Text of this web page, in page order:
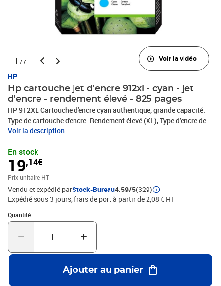
Voir la vidéo
1 /7
HP
Hp cartouche jet d'encre 912xl - cyan - jet
d'encre - rendement élevé - 825 pages
HP 912XL Cartouche d'encre cyan authentique, grande capacité.
Type de cartouche d'encre: Rendement élevé (XL), Type d’encre de
couleur: Encre à pigments, Rendement par page d'encre de couleur:
Voir la description
En stock
19,14€
Prix unitaire HT
Vendu et expédié parStock-Bureau4.59/5(329)
Expédié sous 3 jours, frais de port à partir de 2,08 € HT
Quantité
Quantité : 1
Ajouter au panier